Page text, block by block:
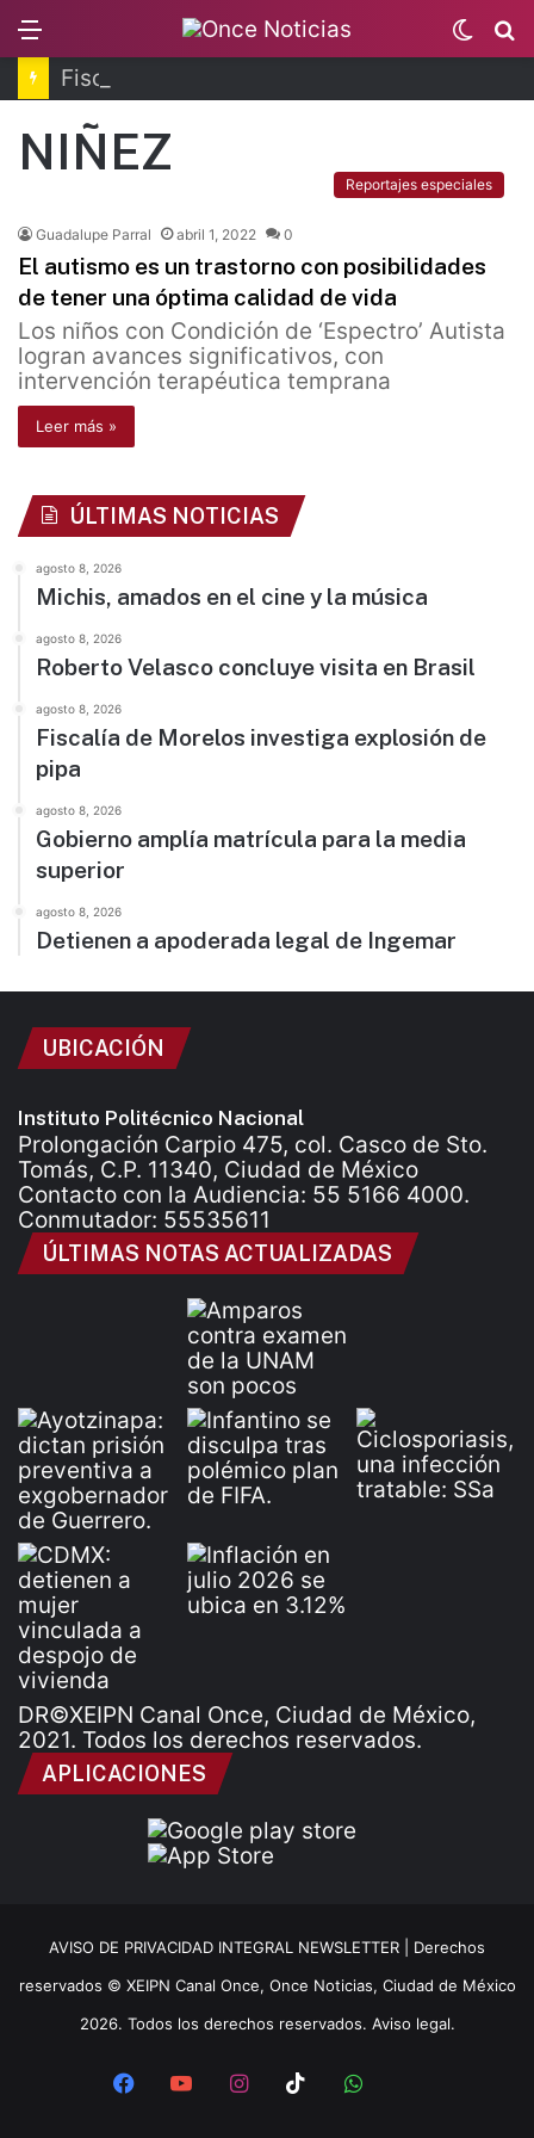
Switch
skin
NIÑEZ
Reportajes especiales
Guadalupe Parral abril 1, 2022 0
El autismo es un trastorno con posibilidades
de tener una óptima calidad de vida
Los niños con Condición de ‘Espectro’ Autista
logran avances significativos, con
intervención terapéutica temprana
Leer más »
ÚLTIMAS NOTICIAS
agosto 8, 2026
Michis, amados en el cine y la música
agosto 8, 2026
Roberto Velasco concluye visita en Brasil
agosto 8, 2026
Fiscalía de Morelos investiga explosión de
pipa
agosto 8, 2026
Gobierno amplía matrícula para la media
superior
agosto 8, 2026
Detienen a apoderada legal de Ingemar
UBICACIÓN
Instituto Politécnico Nacional
Prolongación Carpio 475, col. Casco de Sto.
Tomás, C.P. 11340, Ciudad de México
Contacto con la Audiencia: 55 5166 4000.
Conmutador: 55535611
ÚLTIMAS NOTAS ACTUALIZADAS
DR©XEIPN Canal Once, Ciudad de México,
2021. Todos los derechos reservados.
APLICACIONES
AVISO DE PRIVACIDAD INTEGRAL NEWSLETTER | Derechos
reservados © XEIPN Canal Once, Once Noticias, Ciudad de México
2026. Todos los derechos reservados. Aviso legal.
FacebookYouTubeInstagram
TikTokWhatsApp